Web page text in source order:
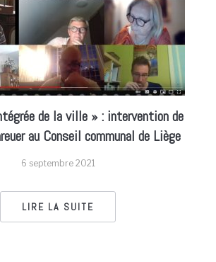
de la ville » : intervention de
au Conseil communal de Liège
6 septembre 2021
LIRE LA SUITE